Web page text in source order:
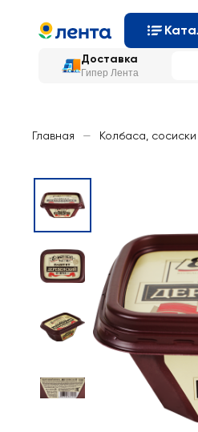
Доставка
Гипер Лента
Главная — Колбаса, сосиски